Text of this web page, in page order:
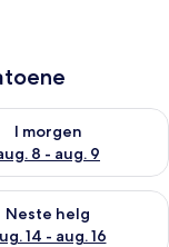
8
I morgen
8 - aug. 9
for i
7 - aug. 9
Neste helg
14 - aug. 16
for neste